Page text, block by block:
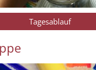
Tagesablauf